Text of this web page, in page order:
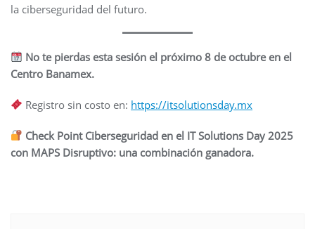
la ciberseguridad del futuro.
No te pierdas esta sesión el próximo 8 de octubre en el
Centro Banamex.
Registro sin costo en: https://itsolutionsday.mx
Check Point Ciberseguridad en el IT Solutions Day 2025
con MAPS Disruptivo: una combinación ganadora.